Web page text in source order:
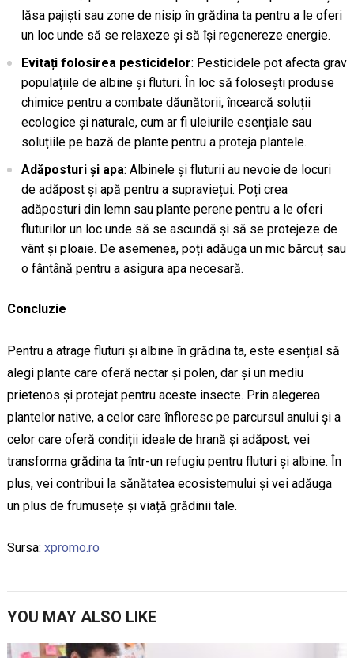
lăsa pajiști sau zone de nisip în grădina ta pentru a le oferi
un loc unde să se relaxeze și să își regenereze energie.
Evitați folosirea pesticidelor: Pesticidele pot afecta grav
populațiile de albine și fluturi. În loc să folosești produse
chimice pentru a combate dăunătorii, încearcă soluții
ecologice și naturale, cum ar fi uleiurile esențiale sau
soluțiile pe bază de plante pentru a proteja plantele.
Adăposturi și apa: Albinele și fluturii au nevoie de locuri
de adăpost și apă pentru a supraviețui. Poți crea
adăposturi din lemn sau plante perene pentru a le oferi
fluturilor un loc unde să se ascundă și să se protejeze de
vânt și ploaie. De asemenea, poți adăuga un mic bărcuț sau
o fântână pentru a asigura apa necesară.
Concluzie
Pentru a atrage fluturi și albine în grădina ta, este esențial să
alegi plante care oferă nectar și polen, dar și un mediu
prietenos și protejat pentru aceste insecte. Prin alegerea
plantelor native, a celor care înfloresc pe parcursul anului și a
celor care oferă condiții ideale de hrană și adăpost, vei
transforma grădina ta într-un refugiu pentru fluturi și albine. În
plus, vei contribui la sănătatea ecosistemului și vei adăuga
un plus de frumusețe și viață grădinii tale.
Sursa: xpromo.ro
YOU MAY ALSO LIKE